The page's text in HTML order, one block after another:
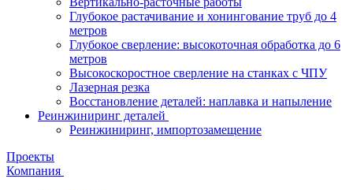
Глубокое растачивание и хонингование труб до 4
метров
Глубокое сверление: высокоточная обработка до 6
метров
Высокоскоростное сверление на станках с ЧПУ
Лазерная резка
Восстановление деталей: наплавка и напыление
Реинжиниринг деталей
Реинжиниринг, импортозамещение
Проекты
Компания